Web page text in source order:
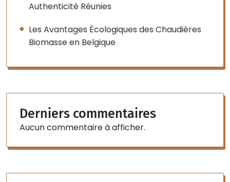
Authenticité Réunies
Les Avantages Écologiques des Chaudières
Biomasse en Belgique
Derniers commentaires
Aucun commentaire à afficher.